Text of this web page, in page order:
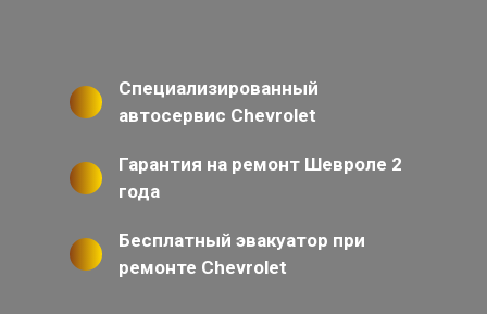
Специализированный
автосервис Chevrolet
Гарантия на ремонт Шевроле 2
года
Бесплатный эвакуатор при
ремонте Chevrolet